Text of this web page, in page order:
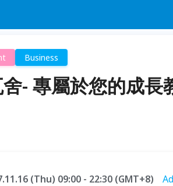
Business
- 專屬於您的成長
(Thu) 09:00 - 22:30 (GMT+8)